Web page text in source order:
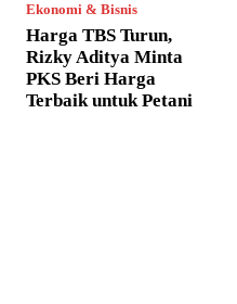
Ekonomi & Bisnis
Harga TBS Turun,
Rizky Aditya Minta
PKS Beri Harga
Terbaik untuk Petani